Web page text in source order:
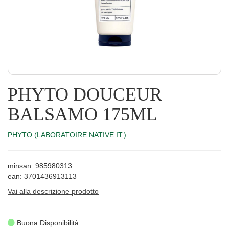
PHYTO DOUCEUR
BALSAMO 175ML
PHYTO (LABORATOIRE NATIVE IT.)
minsan: 985980313
ean: 3701436913113
Vai alla descrizione prodotto
Buona Disponibilità